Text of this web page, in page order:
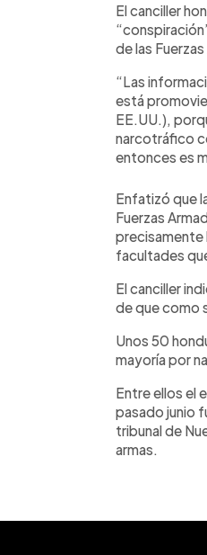
El canciller
de las
“Las
está
EE.UU.),
narcotráfico
entonces es
Enfatizó que
Fuerzas
precisamente
facultades
El canciller
de que como
Unos 50
mayoría por
Entre ellos el
pasado junio
tribunal de
armas.